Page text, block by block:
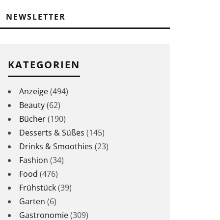
NEWSLETTER
KATEGORIEN
Anzeige(494)
Beauty(62)
Bücher(190)
Desserts & Süßes (145)
Drinks & Smoothies (23)
Fashion (34)
Food (476)
Frühstück(39)
Garten (6)
Gastronomie(309)